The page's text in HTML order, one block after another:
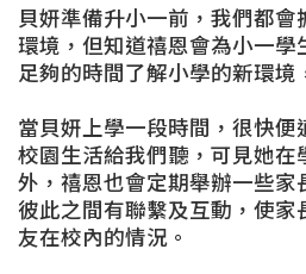
貝妍準備升小一前，我們都
環境，但知道禧恩會為小一學
足夠的時間了解小學的新環境
當貝妍上學一段時間，很快
校園生活給我們聽，可見她在
外，禧恩也會定期舉辦一些家
彼此之間有聯繫及互動，使家
友在校內的情況。